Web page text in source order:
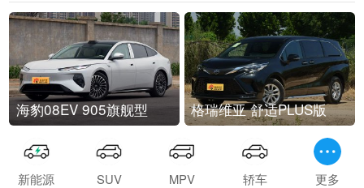
海豹08EV 905旗舰型 格瑞维亚 舒适PLUS版
新能源 SUV MPV 轿车 更多